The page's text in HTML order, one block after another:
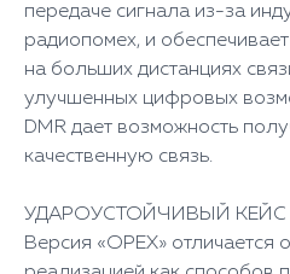
передаче сигнала из-за
радиопомех, и
на больших дистанциях
улучшенных цифровых
DMR дает возможность
качественную связь.
УДАРОУСТОЙЧИВЫЙ КЕЙС
Версия «ОРЕХ» отличается